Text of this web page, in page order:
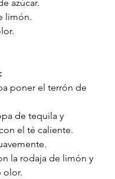
azúcar.
limón.
poner el terrón de
de tequila y
el té caliente.
la rodaja de limón y
olor.